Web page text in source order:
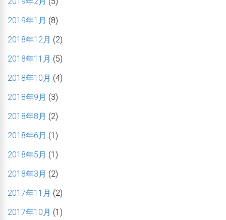
2019年1月 (8)
2018年12月 (2)
2018年11月 (5)
2018年10月 (4)
2018年9月 (3)
2018年8月 (2)
2018年6月 (1)
2018年5月 (1)
2018年3月 (2)
2017年11月 (2)
2017年10月 (1)